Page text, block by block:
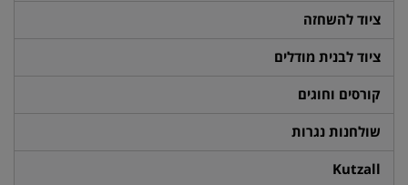
ציוד להשחזה
ציוד לבנית מודלים
קורסים וחוגים
שולחנות נגרות
Kutzall